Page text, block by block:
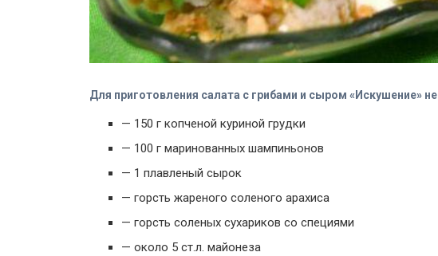
Для приготовления салата с грибами и сыром «Искушение»
— 150 г копченой куриной грудки
— 100 г маринованных шампиньонов
— 1 плавленый сырок
— горсть жареного соленого арахиса
— горсть соленых сухариков со специями
— около 5 ст.л. майонеза